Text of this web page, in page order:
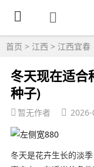
首页 > 江西 > 江西宜春
冬天现在适合
种子)
暂无作者
冬天是花卉生长的淡